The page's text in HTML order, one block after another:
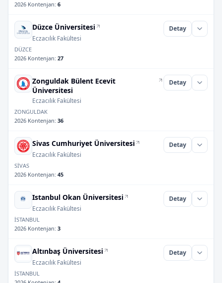
2026 Kontenjan: 6
Düzce Üniversitesi
Eczacılık Fakültesi
Detay
DÜZCE
2026 Kontenjan: 27
Zonguldak Bülent Ecevit
Üniversitesi
Eczacılık Fakültesi
Detay
ZONGULDAK
2026 Kontenjan: 36
Sivas Cumhuriyet Üniversitesi
Eczacılık Fakültesi
Detay
SİVAS
2026 Kontenjan: 45
Istanbul Okan Üniversitesi
Eczacılık Fakültesi
Detay
İSTANBUL
2026 Kontenjan: 3
Altınbaş Üniversitesi
Eczacılık Fakültesi
Detay
İSTANBUL